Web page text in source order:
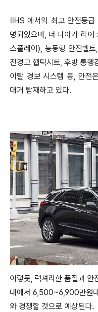
IIHS 에서의 최고 안전등급
명되었으며, 더 나아가 리
스플레이), 능동형 안전벨
전경고 햅틱시트, 후방 통행
이탈 경보 시스템 등, 안전
대거 탑재하고 있다.
이렇듯, 럭셔리한 품질과
내에서 6,500~6,900만원
와 경쟁할 것으로 예상된다.